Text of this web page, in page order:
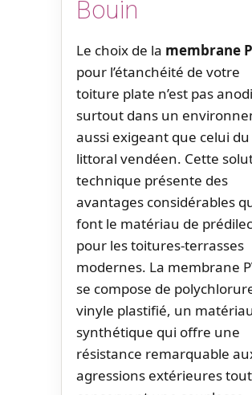
Bouin
Le choix de la membrane
pour l’étanchéité de votre
toiture plate n’est pas
surtout dans un
aussi exigeant que celui du
littoral vendéen. Cette
technique présente des
avantages considérables
font le matériau de
pour les toitures-terrasses
modernes. La membrane
se compose de
vinyle plastifié, un matériau
synthétique qui offre une
résistance remarquable
agressions extérieures